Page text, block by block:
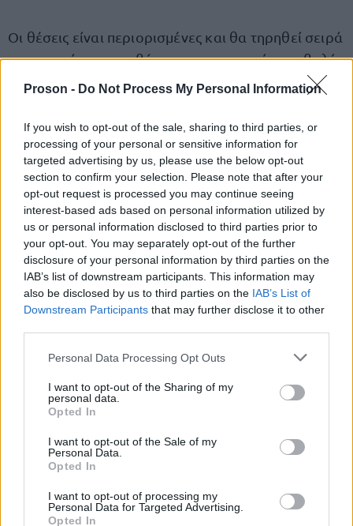
Proson - Do Not Process My Personal Information
If you wish to opt-out of the sale, sharing to third parties, or
processing of your personal or sensitive information for
targeted advertising by us, please use the below opt-out
section to confirm your selection. Please note that after your
opt-out request is processed you may continue seeing
interest-based ads based on personal information utilized by
us or personal information disclosed to third parties prior to
your opt-out. You may separately opt-out of the further
disclosure of your personal information by third parties on the
IAB’s list of downstream participants. This information may
also be disclosed by us to third parties on the IAB’s List of
Downstream Participants that may further disclose it to other
Please note that this website/app uses one or more Google
not limited to your visit or usage behaviour. You may click to
grant or deny consent to Google and its third-party tags to
use your data for below specified purposes in below Google
consent section.
Personal Data Processing Opt Outs
I want to opt-out of the Sharing of my
personal data.
Opted In
I want to opt-out of the Sale of my
Personal Data.
Opted In
I want to opt-out of processing my
Personal Data for Targeted Advertising.
Opted In
Οι θέσεις είναι περιορισμένες και θα τηρηθεί σειρά
προτεραιότητας με βάση την ημερομηνία υποβολής
της αίτησης.
Τι ισχύει για τα διαδικτυακά e-
Εργαστήρια
Τα online εργαστήρια έχουν διάρκεια2 ώρες
μπορούν να συμμετέχουν έως 50 άτομα ανά τμήμα.
Οι αιτήσεις υποβάλλονται ηλεκτρονικά και η
πλατφόρμα παραμένει ανοιχτή μέχρι να
καλυφθούν οι διαθέσιμες θέσεις.
ΑΣΕΠ: Πιστοποίηση Αγγλικών σε
μόνο 2 ημέρες στα χέρια σας
ΑΣΕΠ: Εξ αποστάσεως η πιο Εύκολη